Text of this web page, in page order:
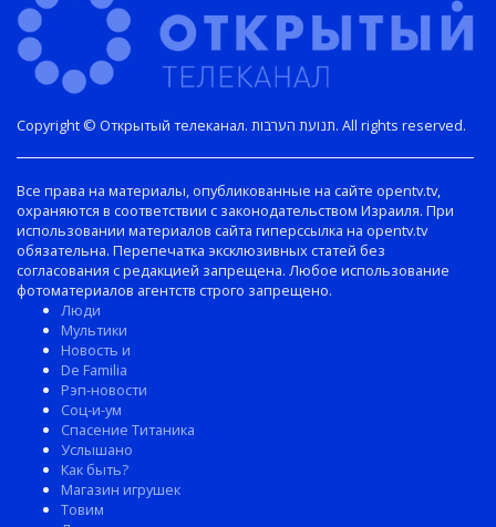
Copyright © Открытый телеканал. תנועת הערבות. All rights reserved.
Все права на материалы, опубликованные на сайте opentv.tv,
охраняются в соответствии с законодательством Израиля. При
использовании материалов сайта гиперссылка на opentv.tv
обязательна. Перепечатка эксклюзивных статей без
согласования с редакцией запрещена. Любое использование
фотоматериалов агентств строго запрещено.
Люди
Мультики
Новость и
De Familia
Рэп-новости
Соц-и-ум
Спасение Титаника
Услышано
Как быть?
Магазин игрушек
Товим